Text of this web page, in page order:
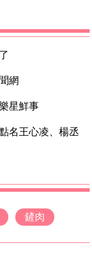
網
星鮮事
名王心凌、楊丞
鏟肉